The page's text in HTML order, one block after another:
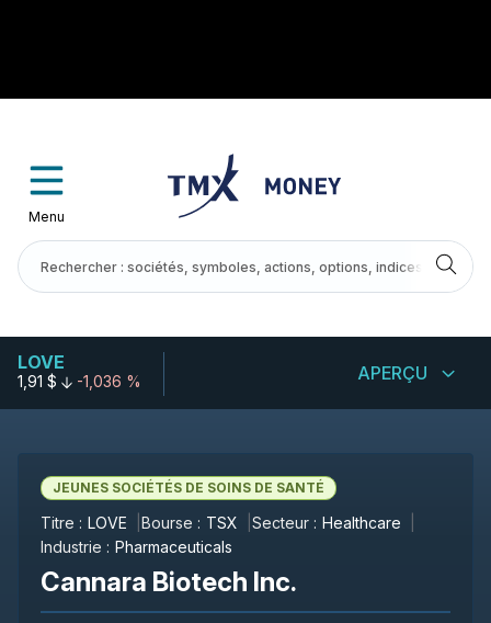
Menu
LOVE
1,91 $ -1,036 % APERÇU
JEUNES SOCIÉTÉS DE SOINS DE SANTÉ
Titre : LOVE Bourse : TSX Secteur : Healthcare
Industrie : Pharmaceuticals
Cannara Biotech Inc.